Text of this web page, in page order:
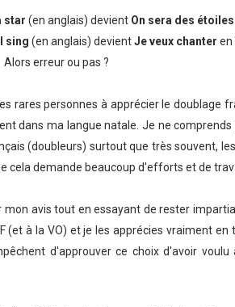
star (en anglais) devient On sera des étoiles
sing (en anglais) devientJe veux chanter en
Alors erreur ou pas ?
rares personnes à apprécier le doublage
dans ma langue natale. Je ne
(doubleurs) surtout que très souvent,
cela demande beaucoup d'efforts et de
mon avis tout en essayant de rester
(et à la VO) et je les apprécies vraiment en
d'approuver ce choix d'avoir voulu